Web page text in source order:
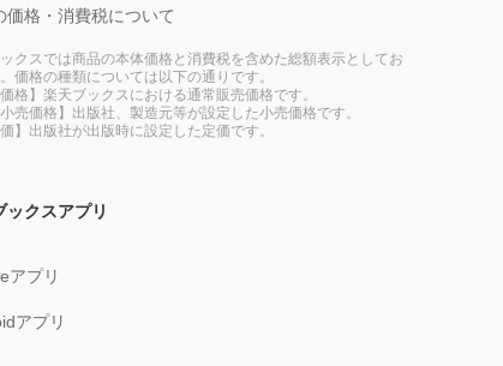
価格・消費税について
クスでは商品の本体価格と消費税を含めた総額表示としてお
価格の種類については以下の通りです。
価格】楽天ブックスにおける通常販売価格です。
小売価格】出版社、製造元等が設定した小売価格です。
価】出版社が出版時に設定した定価です。
ックスアプリ
アプリ
アプリ